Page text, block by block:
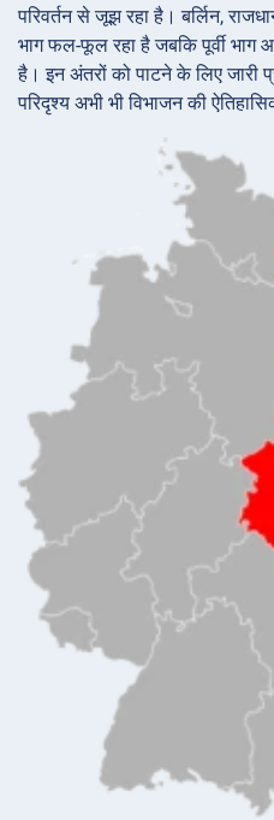
परिवर्तन से जूझ रहा है। बर्लिन,
भाग फल-फूल रहा है जबकि पूर्वी भाग
है। इन अंतरों को पाटने के लिए जारी
परिदृश्य अभी भी विभाजन की